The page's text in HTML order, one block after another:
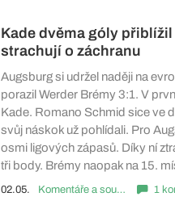
Kade dvěma góly
strachují o záchranu
Augsburg si udržel naději na
porazil Werder Brémy 3:1. V
Kade. Romano Schmid sice ve
svůj náskok už pohlídali. Pro
osmi ligových zápasů. Díky ní
tři body. Brémy naopak na 15.
02.05. Komentáře a souhrny 1